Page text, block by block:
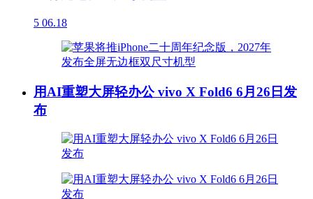
5 06.18
用AI重塑大屏轻办公 vivo X Fold6 6月26日发
布